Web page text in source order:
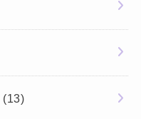
(13)